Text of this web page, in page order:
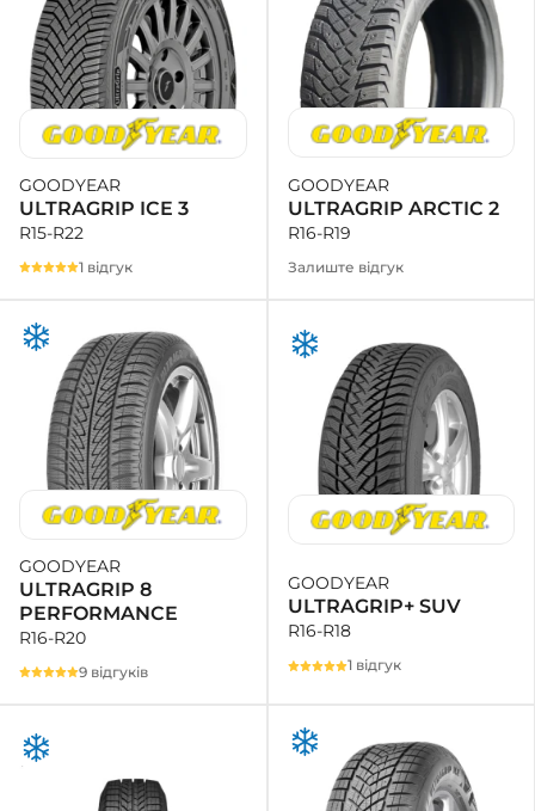
GOODYEAR
ULTRAGRIP ICE 3
R15-R22
1 відгук
GOODYEAR
ULTRAGRIP ARCTIC 2
R16-R19
Залиште відгук
GOODYEAR
ULTRAGRIP 8
PERFORMANCE
R16-R20
9 відгуків
GOODYEAR
ULTRAGRIP+ SUV
R16-R18
1 відгук